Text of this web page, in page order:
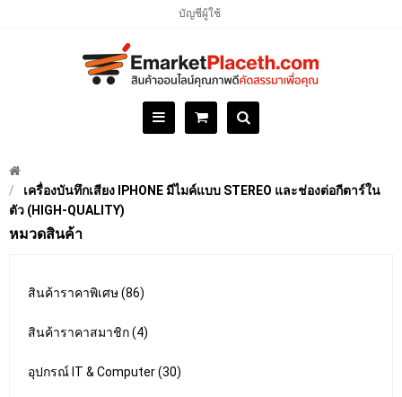
บัญชีผู้ใช้
เครื่องบันทึกเสียง IPHONE มีไมค์แบบ STEREO และช่องต่อกีตาร์ใน
ตัว (HIGH-QUALITY)
หมวดสินค้า
สินค้าราคาพิเศษ (86)
สินค้าราคาสมาชิก (4)
อุปกรณ์ IT & Computer (30)